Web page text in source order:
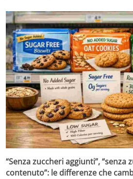
“Senza zuccheri aggiunti”, “senza
contenuto”: le differenze che